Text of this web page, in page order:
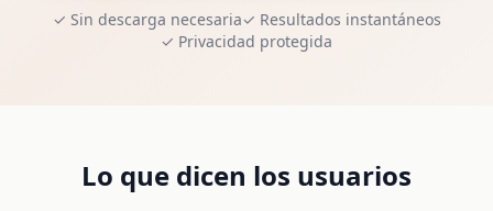
✓ Sin descarga necesaria✓ Resultados instantáneos
✓ Privacidad protegida
Lo que dicen los usuarios